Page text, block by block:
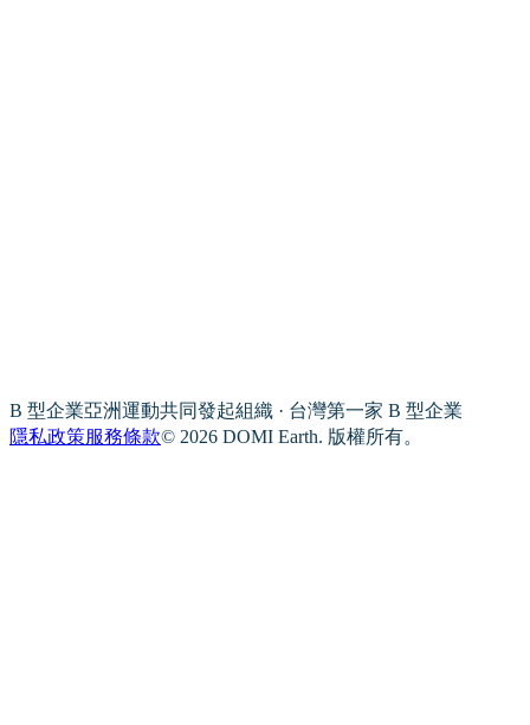
B 型企業亞洲運動共同發起組織 · 台灣第一家 B 型企業
隱私政策服務條款© 2026 DOMI Earth. 版權所有。